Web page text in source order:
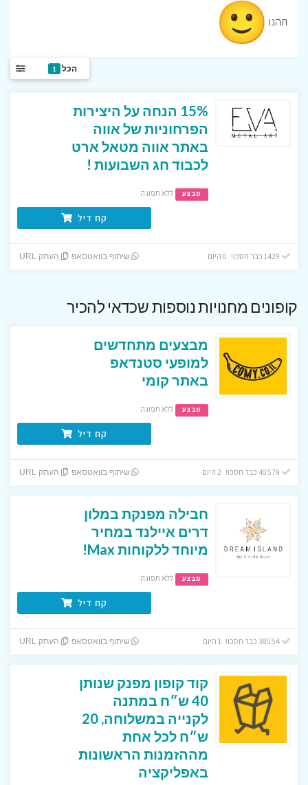
תהנו
הכל 1
15% הנחה על היצירות
הפרחוניות של אווה
באתר אווה מטאל ארט
לכבוד חג השבועות !
מבצע ללא תפוגה
קח דיל
שיתוף בוואטסאפ העתק URL
קופונים מחנויות נוספות שכדאי להכיר
מבצעים מתחדשים
למופעי סטנדאפ
באתר קומי
מבצע ללא תפוגה
קח דיל
שיתוף בוואטסאפ העתק URL
חבילה מפנקת במלון
דרים איילנד במחיר
מיוחד ללקוחות Max!
מבצע ללא תפוגה
קח דיל
38554 כבר חסכו! 1 היום שיתוף בוואטסאפ העתק URL
קוד קופון מפנק שנותן
40 ש״ח במתנה
לקנייה במשלוחה, 20
ש״ח לכל אחת
מההזמנות הראשונות
באפליקציה